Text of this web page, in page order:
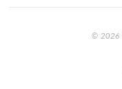
© 2026